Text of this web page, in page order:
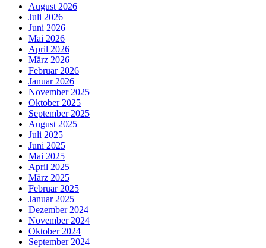
August 2026
Juli 2026
Juni 2026
Mai 2026
April 2026
März 2026
Februar 2026
Januar 2026
November 2025
Oktober 2025
September 2025
August 2025
Juli 2025
Juni 2025
Mai 2025
April 2025
März 2025
Februar 2025
Januar 2025
Dezember 2024
November 2024
Oktober 2024
September 2024